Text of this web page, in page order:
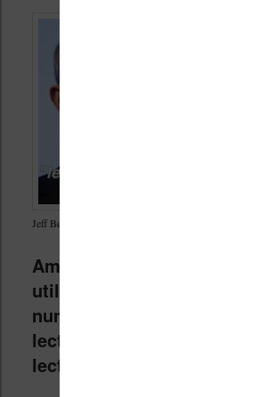
Jeff Bezos le patron d’Amazon
Amazon cherche à fédérer
utilisateurs de ses
numérique en offrant plus
lecteurs de bandes
lecteurs d’ebooks